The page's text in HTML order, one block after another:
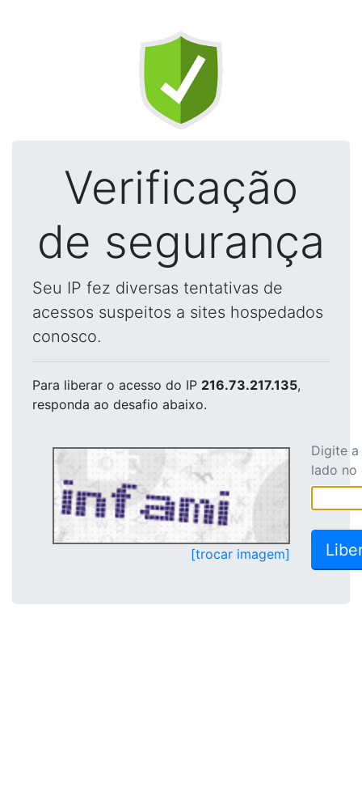
Verificação
de segurança
Seu IP fez diversas tentativas de
acessos suspeitos a sites hospedados
conosco.
Para liberar o acesso do IP 216.73.217.135,
responda ao desafio abaixo.
[trocar imagem]
Digite
lado no